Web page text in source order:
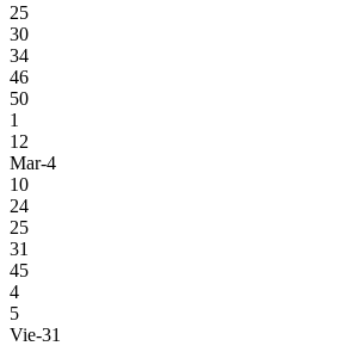
25
30
34
46
50
1
12
Mar-4
10
24
25
31
45
4
5
Vie-31